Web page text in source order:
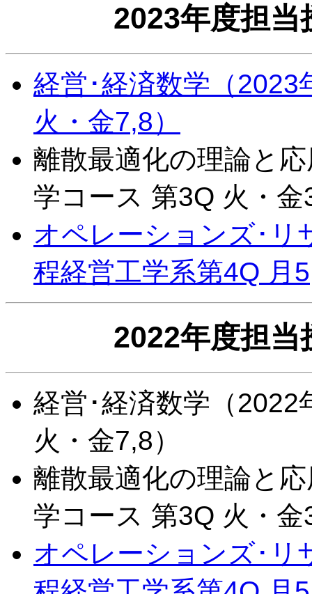
2023年度担当
経営･経済数学（2023
火・金7,8）
離散最適化の理論と
学コース 第3Q 火・金
オペレーションズ･リ
程経営工学系第4Q 月
2022年度担当
経営･経済数学（2022
火・金7,8）
離散最適化の理論と
学コース 第3Q 火・金
オペレーションズ･リ